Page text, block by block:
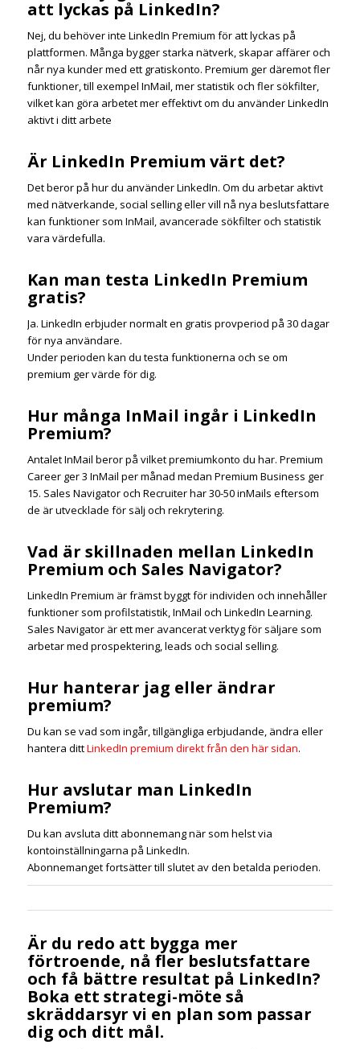
att lyckas på LinkedIn?
Nej, du behöver inte LinkedIn Premium för att lyckas på
plattformen. Många bygger starka nätverk, skapar affärer och
når nya kunder med ett gratiskonto. Premium ger däremot fler
funktioner, till exempel InMail, mer statistik och fler sökfilter,
vilket kan göra arbetet mer effektivt om du använder LinkedIn
aktivt i ditt arbete
Är LinkedIn Premium värt det?
Det beror på hur du använder LinkedIn. Om du arbetar aktivt
med nätverkande, social selling eller vill nå nya beslutsfattare
kan funktioner som InMail, avancerade sökfilter och statistik
vara värdefulla.
Kan man testa LinkedIn Premium
gratis?
Ja. LinkedIn erbjuder normalt en gratis provperiod på 30 dagar
för nya användare.
Under perioden kan du testa funktionerna och se om
premium ger värde för dig.
Hur många InMail ingår i LinkedIn
Premium?
Antalet InMail beror på vilket premiumkonto du har. Premium
Career ger 3 InMail per månad medan Premium Business ger
15. Sales Navigator och Recruiter har 30-50 inMails eftersom
de är utvecklade för sälj och rekrytering.
Vad är skillnaden mellan LinkedIn
Premium och Sales Navigator?
LinkedIn Premium är främst byggt för individen och innehåller
funktioner som profilstatistik, InMail och LinkedIn Learning.
Sales Navigator är ett mer avancerat verktyg för säljare som
arbetar med prospektering, leads och social selling.
Hur hanterar jag eller ändrar
premium?
Du kan se vad som ingår, tillgängliga erbjudande, ändra eller
hantera dittLinkedIn premium direkt från den här sidan.
Hur avslutar man LinkedIn
Premium?
Du kan avsluta ditt abonnemang när som helst via
kontoinställningarna på LinkedIn.
Abonnemanget fortsätter till slutet av den betalda perioden.
Är du redo att bygga mer
förtroende, nå fler beslutsfattare
och få bättre resultat på LinkedIn?
Boka ett strategi-möte så
skräddarsyr vi en plan som passar
dig och ditt mål.